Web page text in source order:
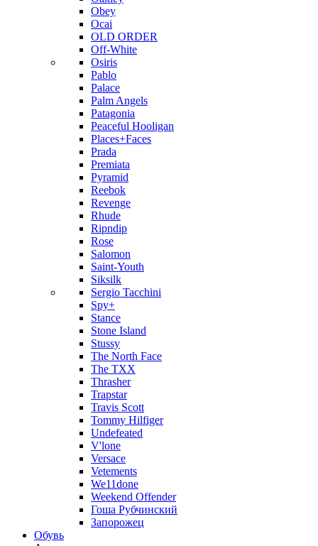
Obey
Ocai
OLD ORDER
Off-White
Osiris
Pablo
Palace
Palm Angels
Patagonia
Peaceful Hooligan
Places+Faces
Prada
Premiata
Pyramid
Reebok
Revenge
Rhude
Ripndip
Rose
Salomon
Saint-Youth
Siksilk
Sergio Tacchini
Spy+
Stance
Stone Island
Stussy
The North Face
The TXX
Thrasher
Trapstar
Travis Scott
Tommy Hilfiger
Undefeated
V'lone
Versace
Vetements
We11done
Weekend Offender
Гоша Рубчинский
Запорожец
Обувь